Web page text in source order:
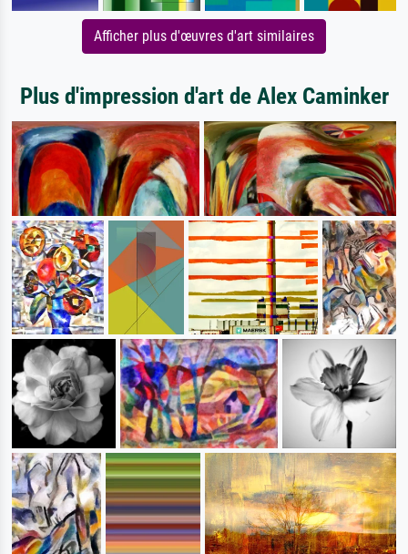
Afficher plus d'œuvres d'art similaires
Plus d'impression d'art de Alex Caminker